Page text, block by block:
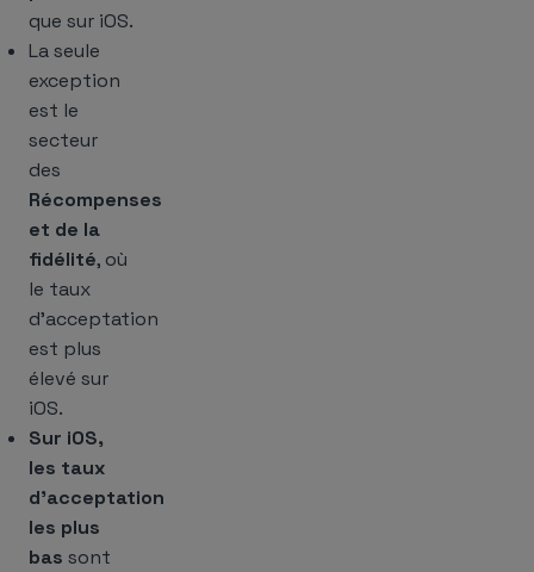
que sur iOS.
La seule
exception
est le
secteur
des
Récompenses
et de la
fidélité, où
le taux
d’acceptation
est plus
élevé sur
iOS.
Sur iOS,
les taux
d’acceptation
les plus
bas sont